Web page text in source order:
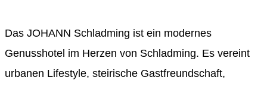
Das JOHANN Schladming ist ein modernes
Genusshotel im Herzen von Schladming. Es vereint
urbanen Lifestyle, steirische Gastfreundschaft,